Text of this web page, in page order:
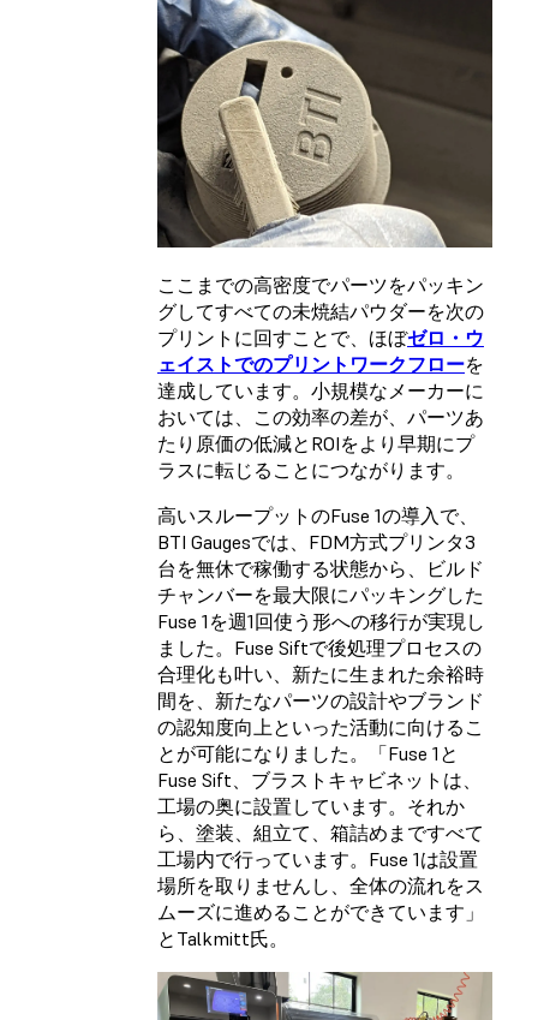
ここまでの高密度でパーツをパッキン
グしてすべての未焼結パウダーを次の
プリントに回すことで、ほぼゼロ・ウ
ェイストでのプリントワークフローを
達成しています。小規模なメーカーに
おいては、この効率の差が、パーツあ
たり原価の低減とROIをより早期にプ
ラスに転じることにつながります。
高いスループットのFuse 1の導入で、
BTI Gaugesでは、FDM方式プリンタ3
台を無休で稼働する状態から、ビルド
チャンバーを最大限にパッキングした
Fuse 1を週1回使う形への移行が実現し
ました。Fuse Siftで後処理プロセスの
合理化も叶い、新たに生まれた余裕時
間を、新たなパーツの設計やブランド
の認知度向上といった活動に向けるこ
とが可能になりました。「Fuse 1と
Fuse Sift、ブラストキャビネットは、
工場の奥に設置しています。それか
ら、塗装、組立て、箱詰めまですべて
工場内で行っています。Fuse 1は設置
場所を取りませんし、全体の流れをス
ムーズに進めることができています」
とTalkmitt氏。